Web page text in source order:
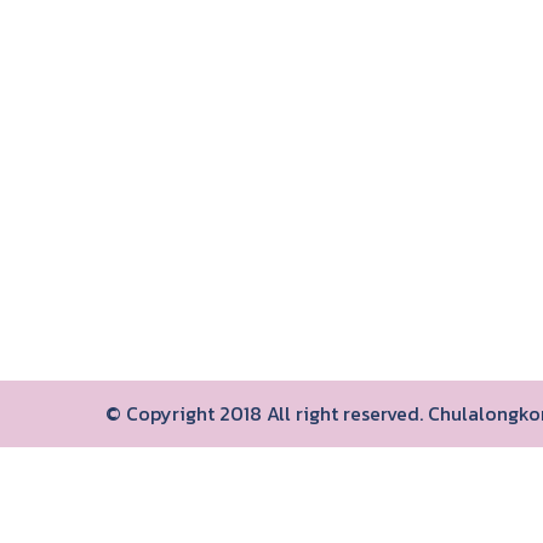
© Copyright 2018 All right reserved.